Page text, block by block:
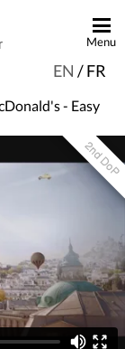
EN /FR
Menu
- Easy